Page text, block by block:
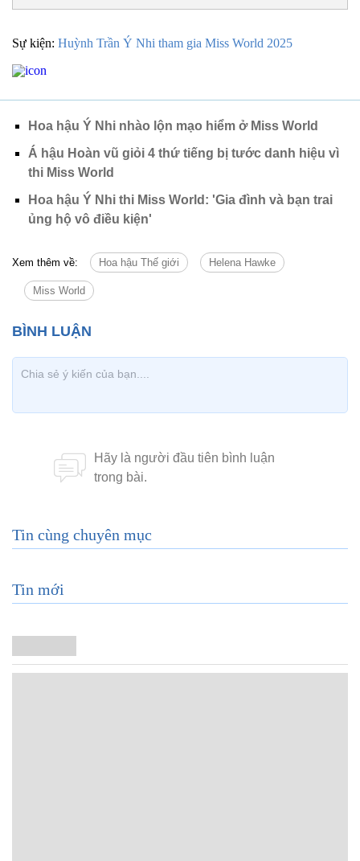
Sự kiện: Huỳnh Trần Ý Nhi tham gia Miss World 2025
Hoa hậu Ý Nhi nhào lộn mạo hiểm ở Miss World
Á hậu Hoàn vũ giỏi 4 thứ tiếng bị tước danh hiệu vì
thi Miss World
Hoa hậu Ý Nhi thi Miss World: 'Gia đình và bạn trai
ủng hộ vô điều kiện'
Xem thêm về: Hoa hậu Thế giới Helena Hawke
Miss World
Tin cùng chuyên mục
Tin mới